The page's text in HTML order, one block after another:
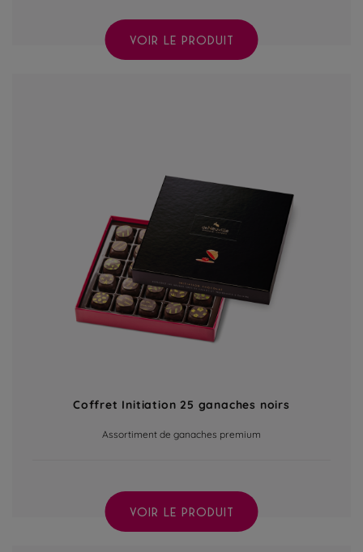
VOIR LE PRODUIT
Coffret Initiation 25 ganaches noirs
Assortiment de ganaches premium
VOIR LE PRODUIT